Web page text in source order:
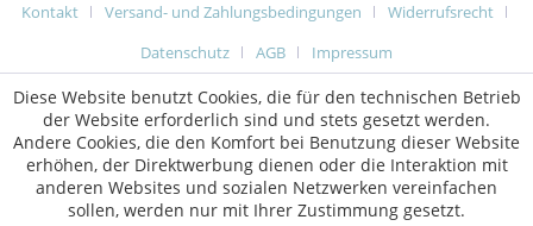
Kontakt
Versand- und Zahlungsbedingungen
Widerrufsrecht
Datenschutz
AGB Impressum
Diese Website benutzt Cookies, die für den technischen Betrieb
der Website erforderlich sind und stets gesetzt werden.
Andere Cookies, die den Komfort bei Benutzung dieser Website
erhöhen, der Direktwerbung dienen oder die Interaktion mit
anderen Websites und sozialen Netzwerken vereinfachen
sollen, werden nur mit Ihrer Zustimmung gesetzt.